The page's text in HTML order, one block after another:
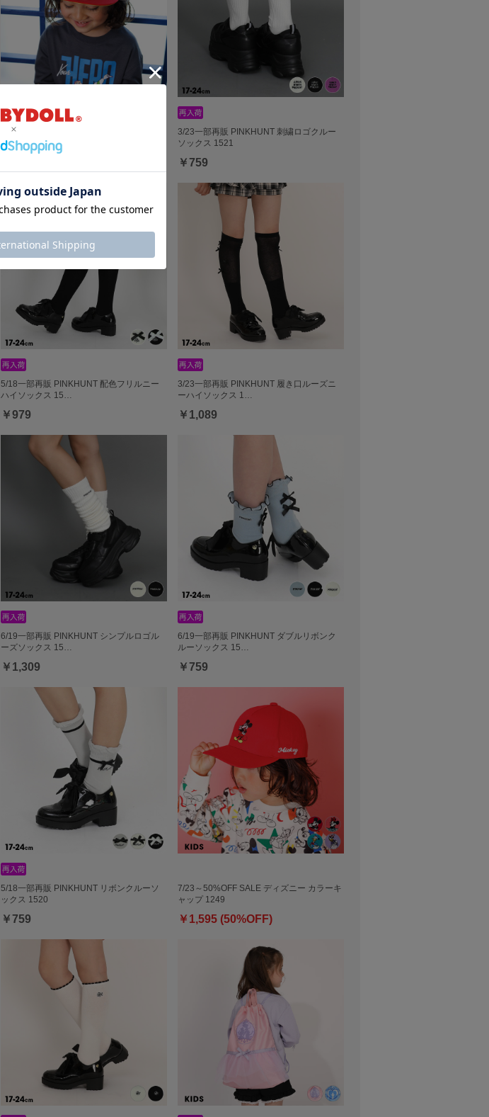
8/6～50%OFF SALE ディズニー トイ・ス
トーリー キャッ…
3/23一部再販 PINKHUNT 刺繍ロゴクルー
ソックス 1521
￥759
5/18一部再販 PINKHUNT 配色フリルニー
ハイソックス 15…
￥979
3/23一部再販 PINKHUNT 履き口ルーズニ
ーハイソックス 1…
￥1,089
6/19一部再販 PINKHUNT シンプルロゴル
ーズソックス 15…
￥1,309
6/19一部再販 PINKHUNT ダブルリボンク
ルーソックス 15…
￥759
5/18一部再販 PINKHUNT リボンクルーソ
ックス 1520
￥759
7/23～50%OFF SALE ディズニー カラーキ
ャップ 1249
￥1,595 (50%OFF)